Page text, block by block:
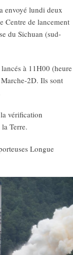
envoyé lundi deux
Centre de lancement
du Sichuan (sud-
à 11H00 (heure
2D. Ils sont
vérification
Terre.
Longue